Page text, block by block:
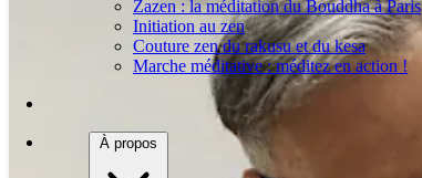
Zazen : la méditation du Bouddha à Paris
Initiation au zen
Couture zen du rakusu et du kesa
Marche méditative : méditez en action !
À propos